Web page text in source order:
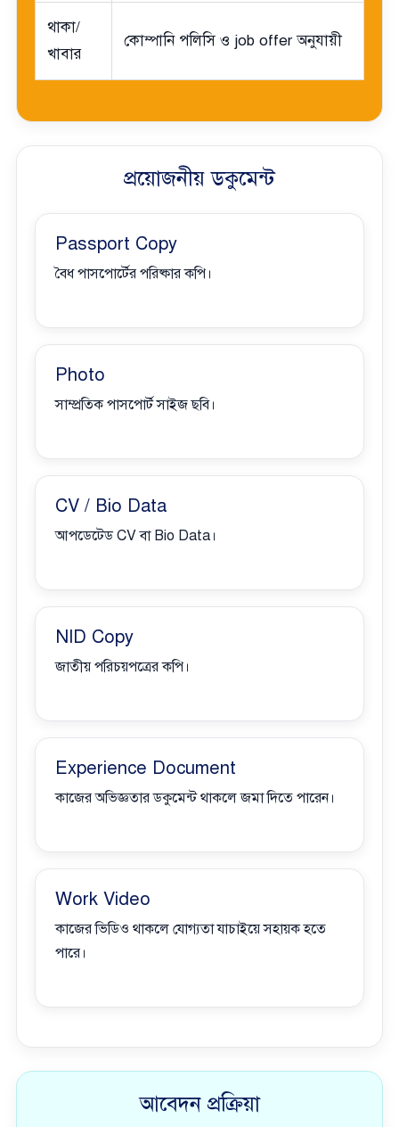
থাকা/
খাবার
কোম্পানি পলিসি ও job offer অনুযায়ী
প্রয়োজনীয় ডকুমেন্ট
Passport Copy
বৈধ পাসপোর্টের পরিষ্কার কপি।
Photo
সাম্প্রতিক পাসপোর্ট সাইজ ছবি।
CV / Bio Data
আপডেটেড CV বা Bio Data।
NID Copy
জাতীয় পরিচয়পত্রের কপি।
Experience Document
কাজের অভিজ্ঞতার ডকুমেন্ট থাকলে জমা দিতে পারেন।
Work Video
কাজের ভিডিও থাকলে যোগ্যতা যাচাইয়ে সহায়ক হতে
পারে।
আবেদন প্রক্রিয়া